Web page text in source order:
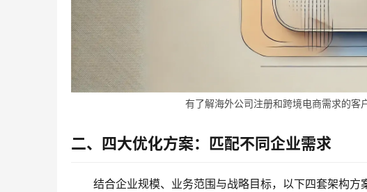
有了解海外公司注册和跨境电商需求的客
二、四大优化方案：匹配不同企业需求
结合企业规模、业务范围与战略目标，以下四套架构方